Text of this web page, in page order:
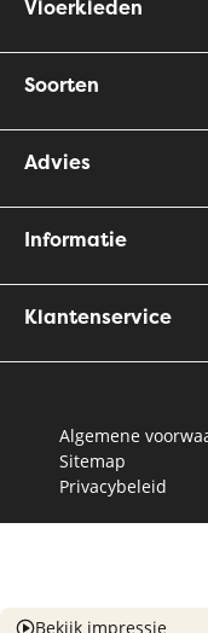
Vloerkleden
Soorten
Advies
Informatie
Klantenservice
Algemene
Sitemap
Privacybeleid
Bekijk impressie